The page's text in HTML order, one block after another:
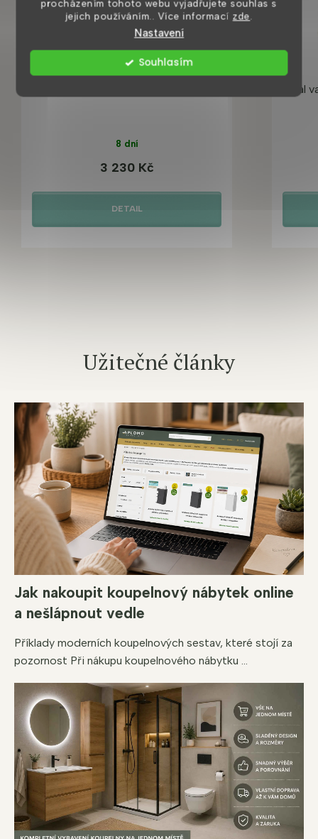
procházením tohoto webu vyjadřujete souhlas s
jejich používáním.. Více informací zde
Nastavení
Souhlasím
8 dní
3 230 Kč
DETAIL
Viral
Užitečné články
Jak nakoupit koupelnový nábytek online
a nešlápnout vedle
Příklady moderních koupelnových sestav, které stojí za
pozornost Při nákupu koupelnového nábytku ...